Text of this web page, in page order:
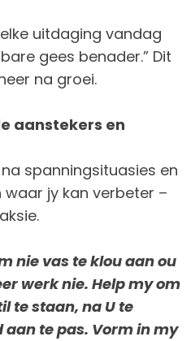
uitdaging vandag
gees benader.” Dit
na groei.
aanstekers en
spanningsituasies en
waar jy kan verbeter –
nie vas te klou aan ou
werk nie. Help my om
te staan, na U te
te pas. Vorm in my